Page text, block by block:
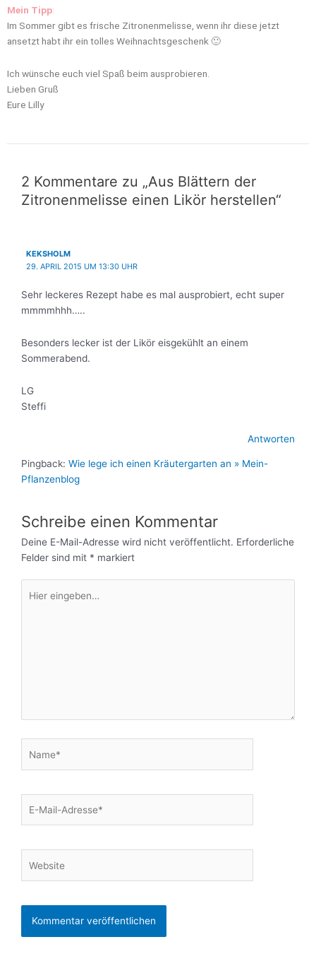
Mein Tipp:
Im Sommer gibt es frische Zitronenmelisse, wenn ihr diese jetzt
ansetzt habt ihr ein tolles Weihnachtsgeschenk 🙂
Ich wünsche euch viel Spaß beim ausprobieren.
Lieben Gruß
Eure Lilly
2 Kommentare zu „Aus Blättern der
Zitronenmelisse einen Likör herstellen“
KEKSHOLM
29. APRIL 2015 UM 13:30 UHR
Sehr leckeres Rezept habe es mal ausprobiert, echt super
mmmmhhh…..
Besonders lecker ist der Likör eisgekühlt an einem
Sommerabend.
LG
Steffi
Antworten
Pingback: Wie lege ich einen Kräutergarten an » Mein-
Pflanzenblog
Schreibe einen Kommentar
Deine E-Mail-Adresse wird nicht veröffentlicht. Erforderliche
Felder sind mit * markiert
eingeben…
Mail-